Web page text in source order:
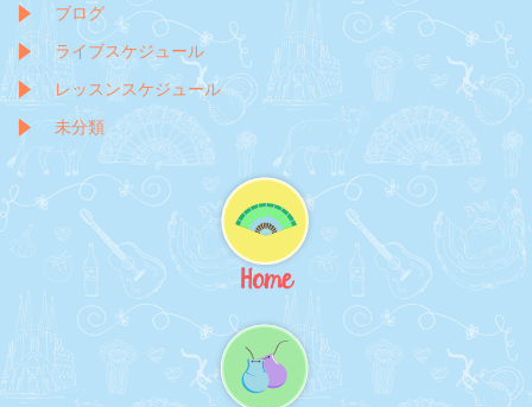
ブログ
ライブスケジュール
レッスンスケジュール
未分類